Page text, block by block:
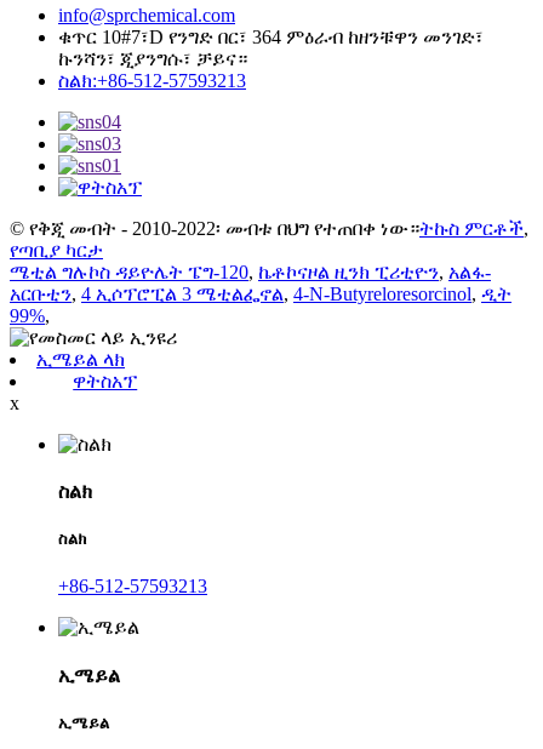
info@sprchemical.com
ቁጥር 10#7፣D የንግድ በር፣ 364 ምዕራብ ከዘንቹዋን መንገድ፣
ኩንሻን፣ ጂያንግሱ፣ ቻይና።
ስልክ:+86-512-57593213
© የቅጂ መብት - 2010-2022፡ መብቱ በህግ የተጠበቀ ነው።ትኩስ ምርቶች,
የጣቢያ ካርታ
ሜቲል ግሉኮስ ዳይዮሌት ፔግ-120, ኬቶኮናዞል ዚንክ ፒሪቲዮን, አልፋ-
አርቡቲን, 4 ኢሶፕሮፒል 3 ሜቲልፌኖል, 4-N-Butyreloresorcinol, ዲት
99%,
ኢሜይል ላክ
ዋትስአፕ
x
ስልክ
ስልክ
+86-512-57593213
ኢሜይል
ኢሜይል